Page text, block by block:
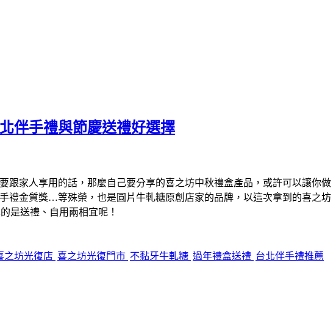
伴手禮與節慶送禮好選擇
跟家人享用的話，那麼自己要分享的喜之坊中秋禮盒產品，或許可以讓你做
禮金質獎…等殊榮，也是圓片牛軋糖原創店家的品牌，以這次拿到的喜之坊
是送禮、自用兩相宜呢！
之坊光復店 喜之坊光復門市 不黏牙牛軋糖 過年禮盒送禮 台北伴手禮推薦